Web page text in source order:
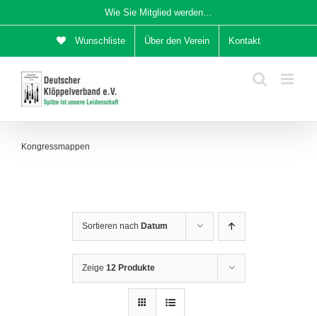
Inhalt
Wie Sie Mitglied werden…
Wunschliste Über den Verein Kontakt
Kongressmappen
Sortieren nach Datum
Zeige 12 Produkte